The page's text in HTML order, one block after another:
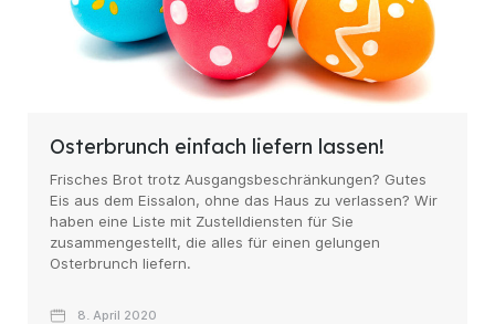
Osterbrunch einfach liefern lassen!
Frisches Brot trotz Ausgangsbeschränkungen? Gutes
Eis aus dem Eissalon, ohne das Haus zu verlassen? Wir
haben eine Liste mit Zustelldiensten für Sie
zusammengestellt, die alles für einen gelungen
Osterbrunch liefern.
8. April 2020